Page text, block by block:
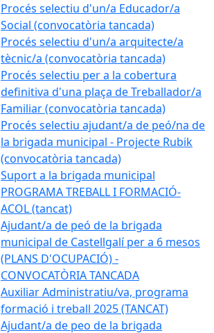
Procés selectiu d'un/a Educador/a
Social (convocatòria tancada)
Procés selectiu d'un/a arquitecte/a
tècnic/a (convocatòria tancada)
Procés selectiu per a la cobertura
definitiva d'una plaça de Treballador/a
Familiar (convocatòria tancada)
Procés selectiu ajudant/a de peó/na de
la brigada municipal - Projecte Rubik
(convocatòria tancada)
Suport a la brigada municipal
PROGRAMA TREBALL I FORMACIÓ-
ACOL (tancat)
Ajudant/a de peó de la brigada
municipal de Castellgalí per a 6 mesos
(PLANS D'OCUPACIÓ) -
CONVOCATÒRIA TANCADA
Auxiliar Administratiu/va, programa
formació i treball 2025 (TANCAT)
Ajudant/a de peo de la brigada